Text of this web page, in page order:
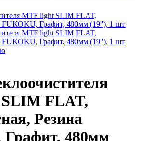
FLAT,
Резина
480мм